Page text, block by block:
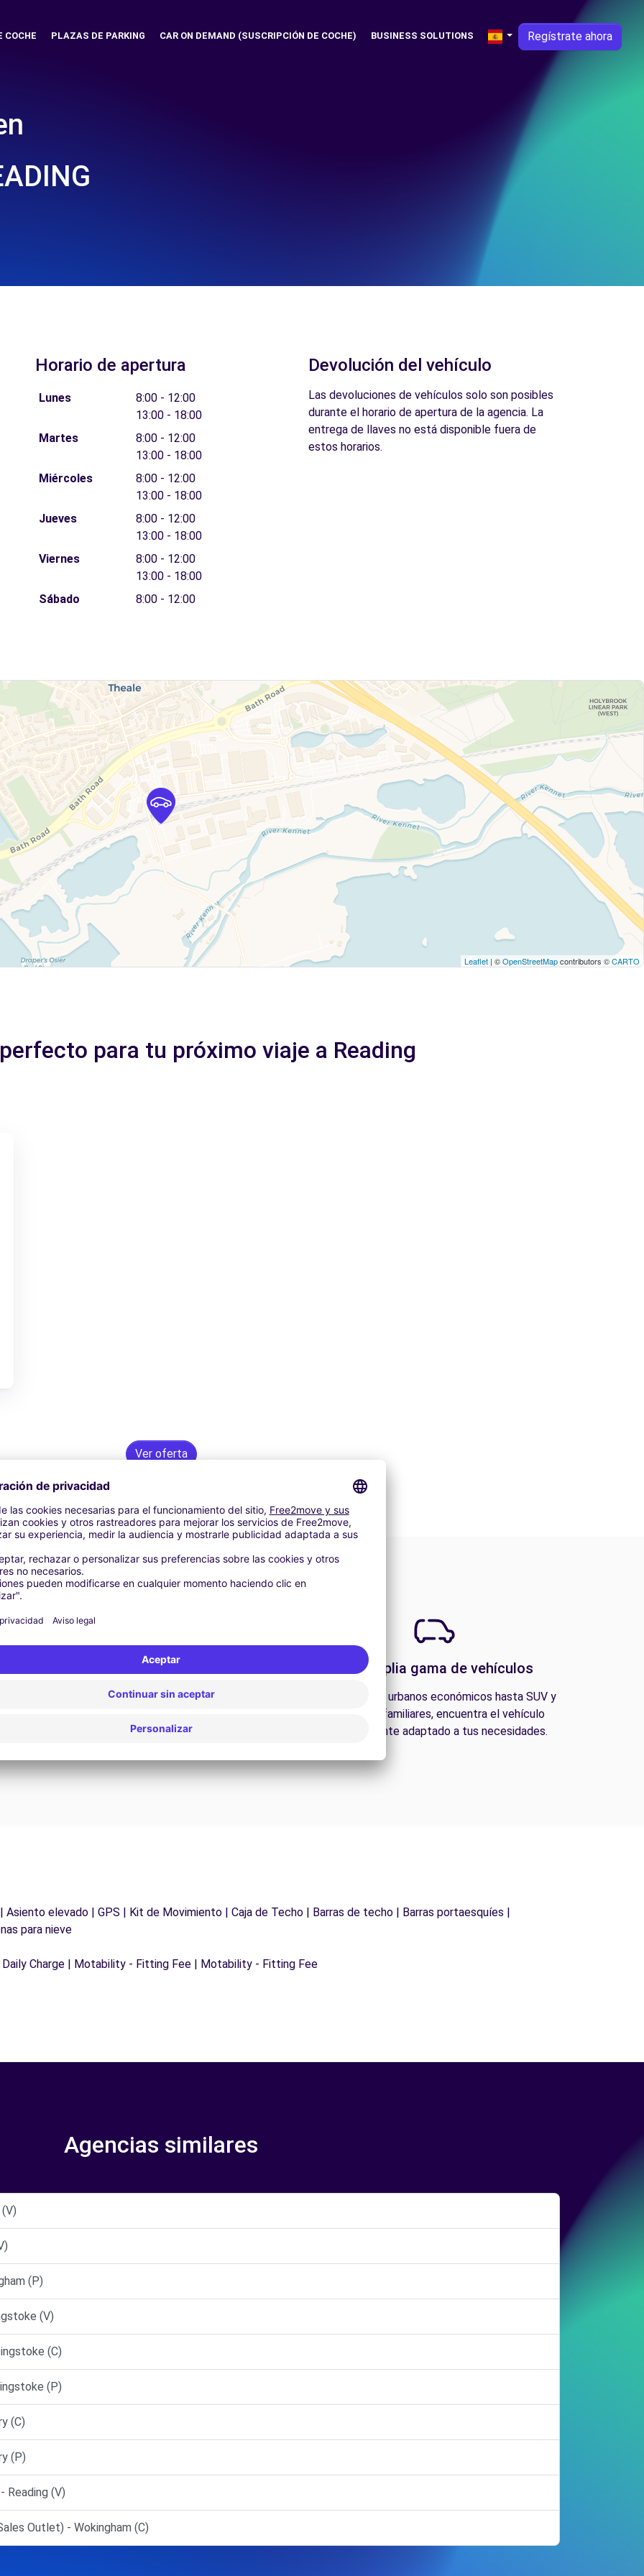
COCHE PLAZAS DE PARKING CAR ON DEMAND (SUSCRIPCIÓN DE COCHE) BUSINESS SOLUTIONS Regístrate ahora
Horario de apertura
Lunes
8:00 - 12:00
13:00 - 18:00
Martes
8:00 - 12:00
13:00 - 18:00
Miércoles
8:00 - 12:00
13:00 - 18:00
Jueves
8:00 - 12:00
13:00 - 18:00
Viernes
8:00 - 12:00
13:00 - 18:00
Sábado
8:00 - 12:00
Devolución del vehículo
Las devoluciones de vehículos solo son posibles
durante el horario de apertura de la agencia. La
entrega de llaves no está disponible fuera de
estos horarios.
Leaflet | ©OpenStreetMapcontributors ©CARTO
para tu próximo viaje a Reading
Ver oferta
Asistencia 24/7
¿Problemas en la carretera? Nuestro servicio de
para garantizar un viaje sin interrupciones.
Una amplia gama de vehículos
Desde coches urbanos económicos hasta SUV y
furgonetas familiares, encuentra el vehículo
perfectamente adaptado a tus necesidades.
elevado | GPS | Kit de Movimiento | Caja de Techo | Barras de techo | Barras portaesquíes |
para nieve
Charge | Motability - Fitting Fee | Motability - Fitting Fee
Agencias similares
(P)
(V)
(C)
(P)
(C)
(P)
Reading (V)
Outlet) - Wokingham (C)